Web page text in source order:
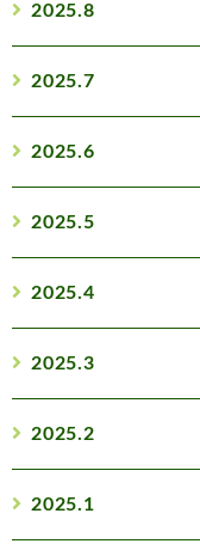
2025.8
2025.7
2025.6
2025.5
2025.4
2025.3
2025.2
2025.1